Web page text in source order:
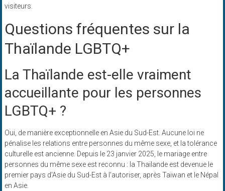
visiteurs.
Questions fréquentes sur la
Thaïlande LGBTQ+
La Thaïlande est-elle vraiment
accueillante pour les personnes
LGBTQ+ ?
Oui, de manière exceptionnelle en Asie du Sud-Est. Aucune loi ne
pénalise les relations entre personnes du même sexe, et la tolérance
culturelle est ancienne. Depuis le 23 janvier 2025, le mariage entre
personnes du même sexe est reconnu : la Thaïlande est devenue le
premier pays d'Asie du Sud-Est à l'autoriser, après Taïwan et le Népal
en Asie.